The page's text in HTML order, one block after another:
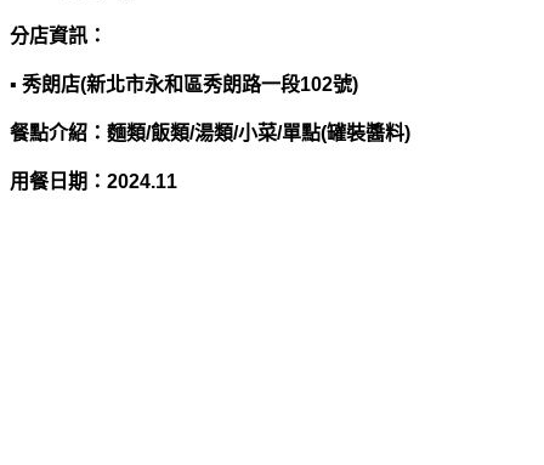
分店資訊：
▪ 秀朗店(新北市永和區秀朗路一段102號)
餐點介紹：麵類/飯類/湯類/小菜/單點(罐裝醬料)
用餐日期： 2024.11